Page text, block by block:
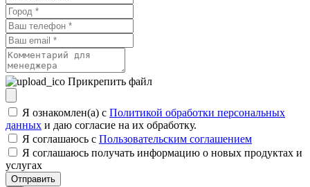
Прикрепить файл
Я ознакомлен(а) с Политикой обработки персональных
данных и даю согласие на их обработку.
Я соглашаюсь c Пользовательским соглашением
Я соглашаюсь получать информацию о новых продуктах и
услугах
Отправить